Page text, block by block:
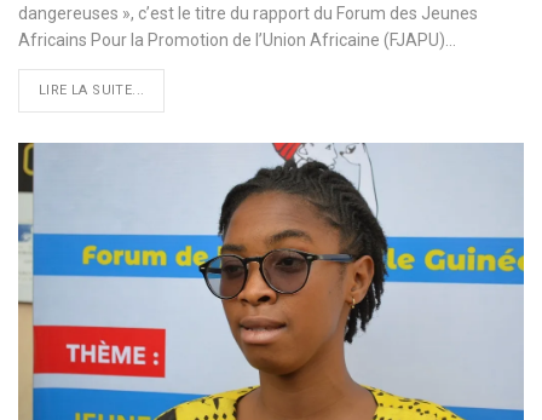
dangereuses », c’est le titre du rapport du Forum des Jeunes
Africains Pour la Promotion de l’Union Africaine (FJAPU)…
LIRE LA SUITE...